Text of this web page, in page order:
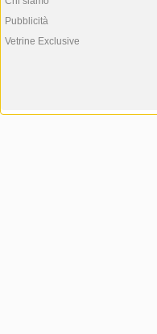
Pubblicità
Vetrine Exclusive